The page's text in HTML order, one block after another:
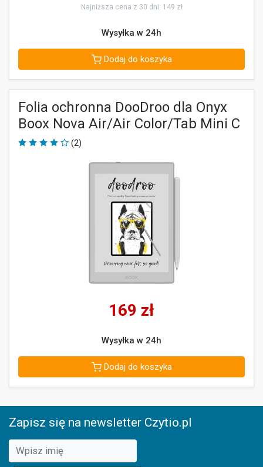
Najniższa cena z 30 dni: 149 zł
Wysyłka w 24h
Dodaj do koszyka
Folia ochronna DooDroo dla Onyx
Boox Nova Air/Air Color/Tab Mini C
(2)
169 zł
Wysyłka w 24h
Dodaj do koszyka
Zapisz się na newsletter Czytio.pl